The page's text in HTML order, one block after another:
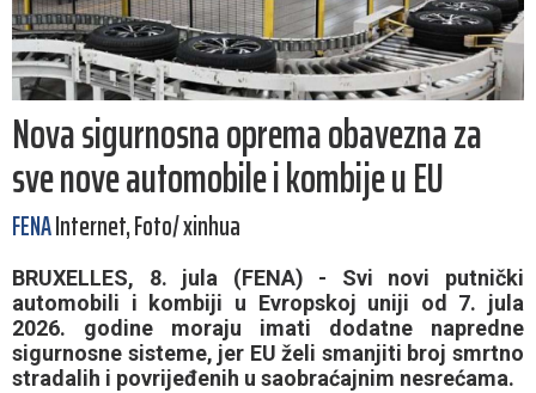
Nova sigurnosna oprema obavezna za
sve nove automobile i kombije u EU
FENAInternet, Foto/ xinhua
BRUXELLES, 8. jula (FENA) - Svi novi putnički
automobili i kombiji u Evropskoj uniji od 7. jula
2026. godine moraju imati dodatne napredne
sigurnosne sisteme, jer EU želi smanjiti broj smrtno
stradalih i povrijeđenih u saobraćajnim nesrećama.